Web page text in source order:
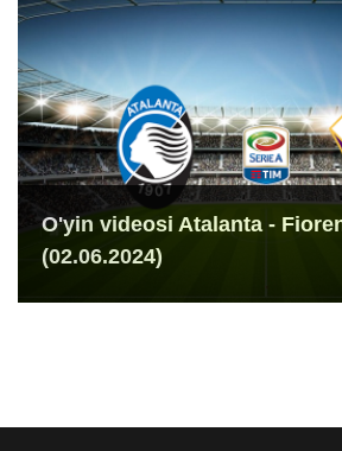
O'yin videosi Atalanta -
(02.06.2024)